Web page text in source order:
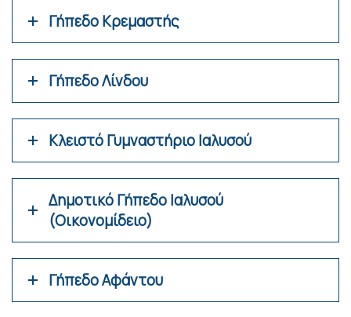
Γήπεδο Κρεμαστής
Γήπεδο Λίνδου
Κλειστό Γυμναστήριο Ιαλυσού
Δημοτικό Γήπεδο Ιαλυσού
(Οικονομίδειο)
Γήπεδο Αφάντου